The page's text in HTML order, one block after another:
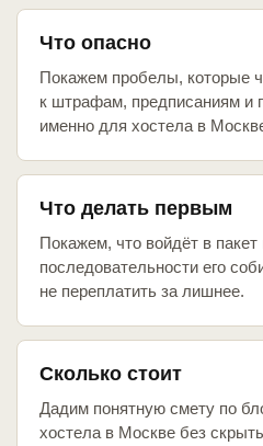
Что опасно
Покажем пробелы, которые
к штрафам, предписаниям и
именно для хостела в
Что делать первым
Покажем, что войдёт в пакет
последовательности его
не переплатить за лишнее.
Сколько стоит
Дадим понятную смету по
хостела в Москве без